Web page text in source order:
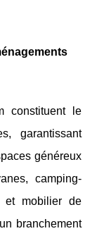
constituent le
garantissant
généreux
camping-
et mobilier de
branchement